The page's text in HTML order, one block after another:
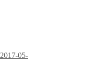
2017-05-